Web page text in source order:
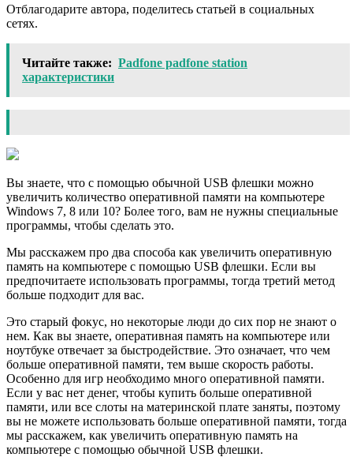
Отблагодарите автора, поделитесь статьей в социальных
сетях.
Читайте также: Padfone padfone station
характеристики
Вы знаете, что с помощью обычной USB флешки можно
увеличить количество оперативной памяти на компьютере
Windows 7, 8 или 10? Более того, вам не нужны специальные
программы, чтобы сделать это.
Мы расскажем про два способа как увеличить оперативную
память на компьютере с помощью USB флешки. Если вы
предпочитаете использовать программы, тогда третий метод
больше подходит для вас.
Это старый фокус, но некоторые люди до сих пор не знают о
нем. Как вы знаете, оперативная память на компьютере или
ноутбуке отвечает за быстродействие. Это означает, что чем
больше оперативной памяти, тем выше скорость работы.
Особенно для игр необходимо много оперативной памяти.
Если у вас нет денег, чтобы купить больше оперативной
памяти, или все слоты на материнской плате заняты, поэтому
вы не можете использовать больше оперативной памяти, тогда
мы расскажем, как увеличить оперативную память на
компьютере с помощью обычной USB флешки.